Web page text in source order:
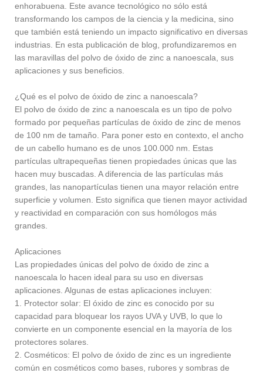
enhorabuena. Este avance tecnológico no sólo está
transformando los campos de la ciencia y la medicina, sino
que también está teniendo un impacto significativo en diversas
industrias. En esta publicación de blog, profundizaremos en
las maravillas del polvo de óxido de zinc a nanoescala, sus
aplicaciones y sus beneficios.
¿Qué es el polvo de óxido de zinc a nanoescala?
El polvo de óxido de zinc a nanoescala es un tipo de polvo
formado por pequeñas partículas de óxido de zinc de menos
de 100 nm de tamaño. Para poner esto en contexto, el ancho
de un cabello humano es de unos 100.000 nm. Estas
partículas ultrapequeñas tienen propiedades únicas que las
hacen muy buscadas. A diferencia de las partículas más
grandes, las nanopartículas tienen una mayor relación entre
superficie y volumen. Esto significa que tienen mayor actividad
y reactividad en comparación con sus homólogos más
grandes.
Aplicaciones
Las propiedades únicas del polvo de óxido de zinc a
nanoescala lo hacen ideal para su uso en diversas
aplicaciones. Algunas de estas aplicaciones incluyen:
1. Protector solar: El óxido de zinc es conocido por su
capacidad para bloquear los rayos UVA y UVB, lo que lo
convierte en un componente esencial en la mayoría de los
protectores solares.
2. Cosméticos: El polvo de óxido de zinc es un ingrediente
común en cosméticos como bases, rubores y sombras de